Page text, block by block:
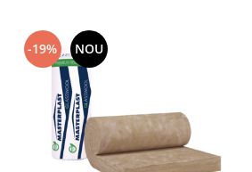
-19% NOU